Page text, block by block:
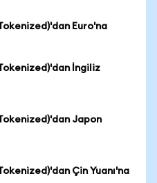
Euro'na
İngiliz
Japon
Çin Yuanı'na